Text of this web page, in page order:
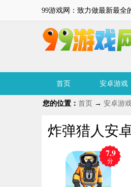
99游戏网：致力做最新最全
首页 安卓游戏
您的位置： 首页 → 安卓游
炸弹猎人安
7.9
分
《炸弹猎人》是一款动作休闲